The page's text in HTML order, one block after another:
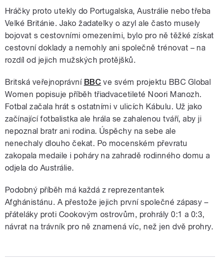
Hráčky proto utekly do Portugalska, Austrálie nebo třeba
Velké Británie. Jako žadatelky o azyl ale často musely
bojovat s cestovními omezeními, bylo pro ně těžké získat
cestovní doklady a nemohly ani společně trénovat – na
rozdíl od jejich mužských protějšků.
Britská veřejnoprávní BBC ve svém projektu BBC Global
Women popisuje příběh třiadvacetileté Noori Manozh.
Fotbal začala hrát s ostatními v ulicích Kábulu. Už jako
začínající fotbalistka ale hrála se zahalenou tváří, aby ji
nepoznal bratr ani rodina. Úspěchy na sebe ale
nenechaly dlouho čekat. Po mocenském převratu
zakopala medaile i poháry na zahradě rodinného domu a
odjela do Austrálie.
Podobný příběh má každá z reprezentantek
Afghánistánu. A přestože jejich první společné zápasy –
přáteláky proti Cookovým ostrovům, prohrály 0:1 a 0:3,
návrat na trávník pro ně znamená víc, než jen dvě prohry.